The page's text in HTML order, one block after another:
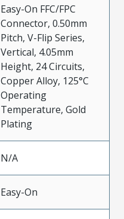
Easy-On FFC/FPC
Connector, 0.50mm
Pitch, V-Flip Series,
Vertical, 4.05mm
Height, 24 Circuits,
Copper Alloy, 125°C
Operating
Temperature, Gold
Plating
N/A
Easy-On